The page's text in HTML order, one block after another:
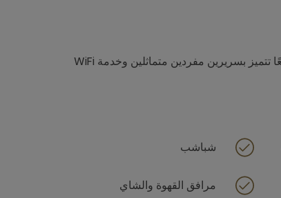
غرفة مميّزة عصرية بمساحة 26 مترًا مربعًا تتميز بسريرين مفردين متماثلين وخدمة WiFi
شباشب
مرافق القهوة والشاي